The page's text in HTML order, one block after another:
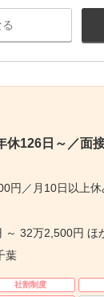
休126日～／面
円／月10日以上
～ 32万2,500円 ほ
葉
社割制度